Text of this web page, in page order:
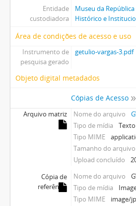
Entidade
custodiadora
Museu da
Histórico e
Área de condições de acesso e uso
Instrumento de
pesquisa gerado
getulio-vargas-3.pdf
Objeto digital metadados
Cópias de Acesso
Arquivo matriz Nome do arquivo
Tipo de mídia
Texto
Tipo MIME
Tamanho do arquivo
Upload concluído
Cópia de
referência
Nome do arquivo
Tipo de mídia
Tipo MIME
image/